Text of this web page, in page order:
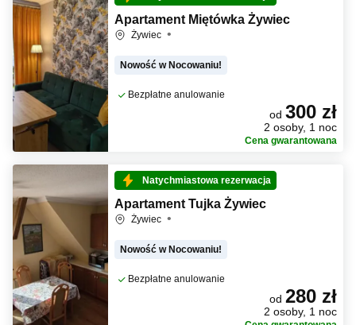
Apartament Miętówka Żywiec
Żywiec
Nowość w Nocowaniu!
Bezpłatne anulowanie
od 300 zł
2 osoby, 1 noc
Cena gwarantowana
Natychmiastowa rezerwacja
Apartament Tujka Żywiec
Żywiec
Nowość w Nocowaniu!
Bezpłatne anulowanie
od 280 zł
2 osoby, 1 noc